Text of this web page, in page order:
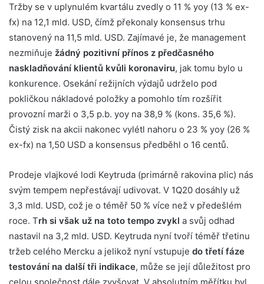
Tržby se v uplynulém kvartálu zvedly o 11 % yoy (13 % ex-
fx) na 12,1 mld. USD, čímž překonaly konsensus trhu
stanovený na 11,5 mld. USD. Zajímavé je, že management
nezmiňuje žádný pozitivní přínos z předčasného
naskladňování klientů kvůli koronaviru, jak tomu bylo u
konkurence. Osekání režijních výdajů udrželo pod
pokličkou nákladové položky a pomohlo tím rozšířit
provozní marži o 3,5 p.b. yoy na 38,9 % (kons. 35,6 %).
Čistý zisk na akcii nakonec vylétl nahoru o 23 % yoy (26 %
ex-fx) na 1,50 USD a konsensus předběhl o 16 centů.
Prodeje vlajkové lodi Keytruda (primárně rakovina plic) nás
svým tempem nepřestávají udivovat. V 1Q20 dosáhly už
3,3 mld. USD, což je o téměř 50 % více než v předešlém
roce. Trh si však už na toto tempo zvykl a svůj odhad
nastavil na 3,2 mld. USD. Keytruda nyní tvoří téměř třetinu
tržeb celého Mercku a jelikož nyní vstupuje do třetí fáze
testování na další tři indikace, může se její důležitost pro
celou společnost dále zvyšovat. V absolutním měřítku byl